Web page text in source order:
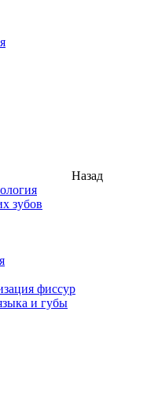
Назад
зубов
фиссур
и губы